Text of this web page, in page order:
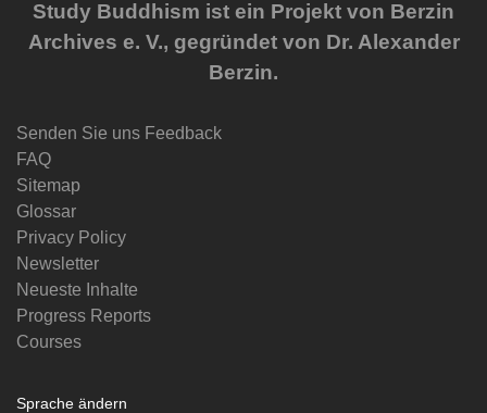
Study Buddhism ist ein Projekt von Berzin
Archives e. V., gegründet von Dr. Alexander
Berzin.
Senden Sie uns Feedback
FAQ
Sitemap
Glossar
Privacy Policy
Newsletter
Neueste Inhalte
Progress Reports
Courses
Sprache ändern